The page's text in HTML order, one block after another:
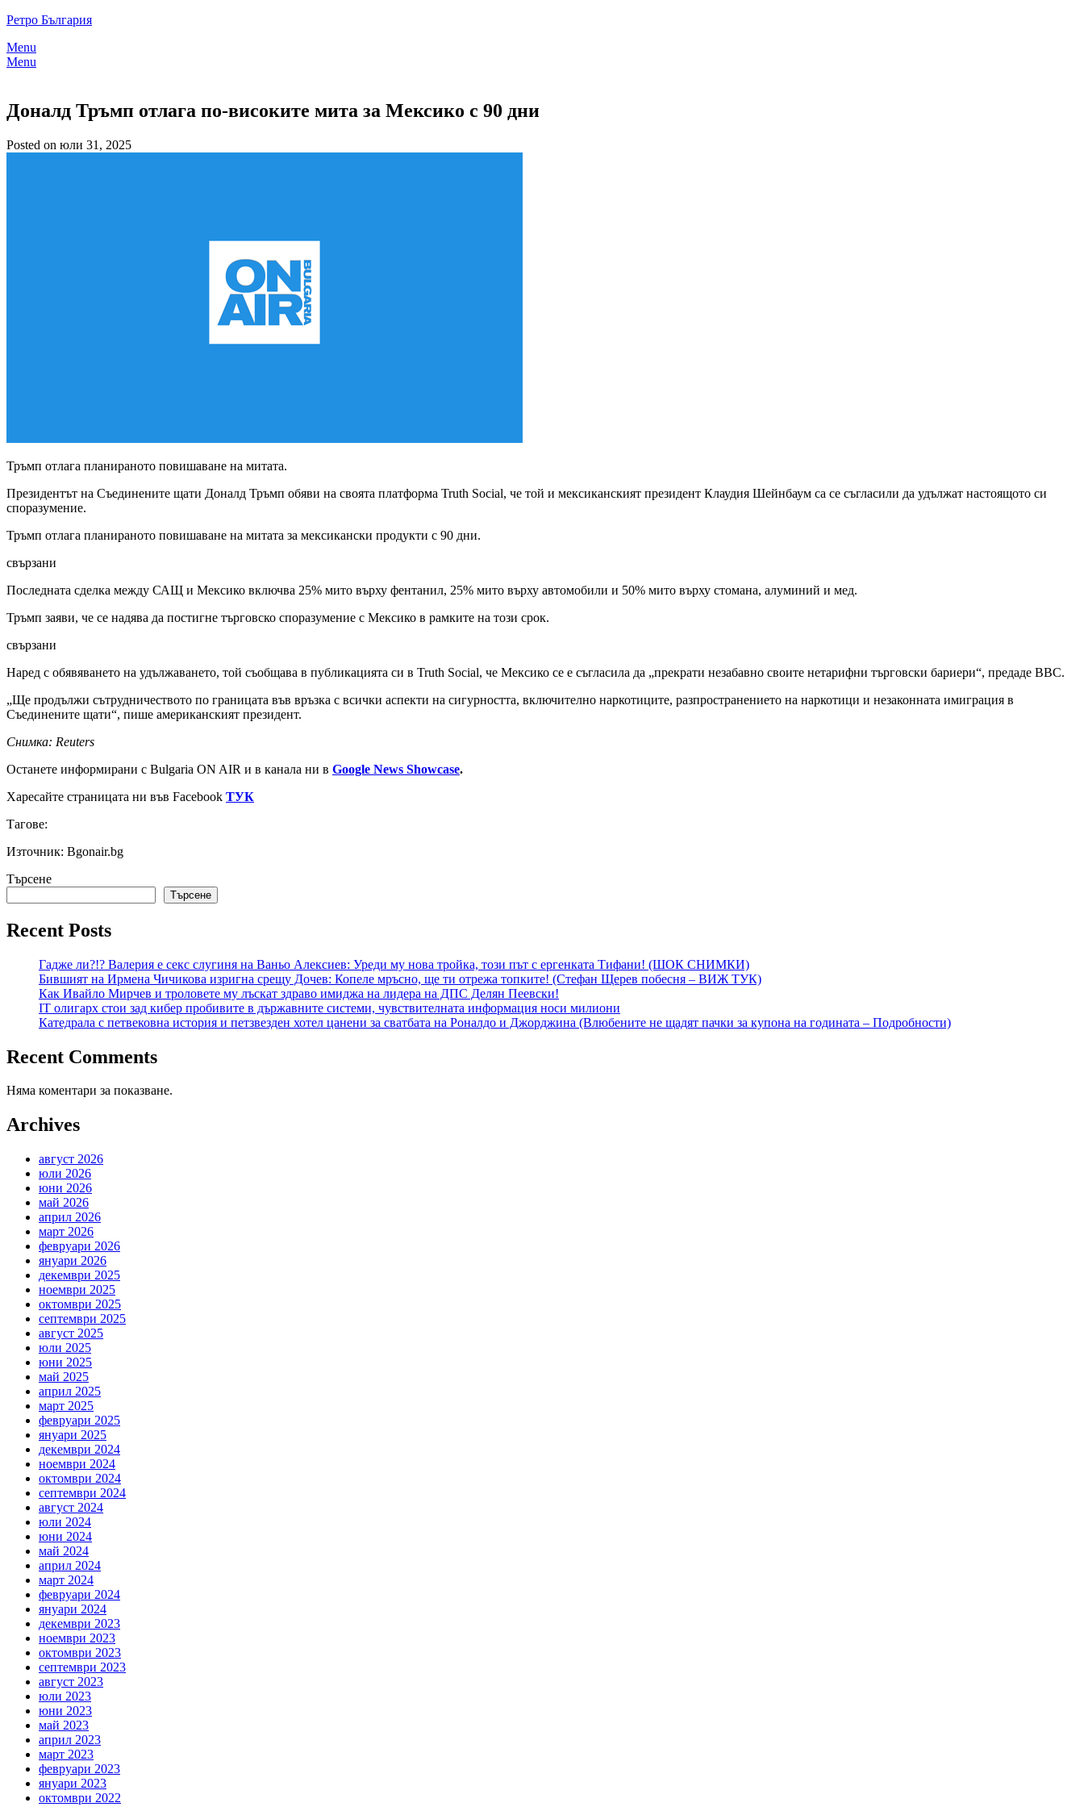
Skip
content
Ретро България
Menu
Menu
Доналд Тръмп отлага по-високите мита за Мексико с 90 дни
Posted on юли 31, 2025
Тръмп отлага планираното повишаване на митата.
Президентът на Съединените щати Доналд Тръмп обяви на своята платформа Truth Social, че той и мексиканският президент Клаудия Шейнбаум са се съгласили да удължат настоящото си
споразумение.
Тръмп отлага планираното повишаване на митата за мексикански продукти с 90 дни.
свързани
Последната сделка между САЩ и Мексико включва 25% мито върху фентанил, 25% мито върху автомобили и 50% мито върху стомана, алуминий и мед.
Тръмп заяви, че се надява да постигне търговско споразумение с Мексико в рамките на този срок.
свързани
Наред с обявяването на удължаването, той съобщава в публикацията си в Truth Social, че Мексико се е съгласила да „прекрати незабавно своите нетарифни търговски бариери“, предаде BBC.
„Ще продължи сътрудничеството по границата във връзка с всички аспекти на сигурността, включително наркотиците, разпространението на наркотици и незаконната имиграция в
Съединените щати“, пише американският президент.
Снимка: Reuters
Останете информирани с Bulgaria ON AIR и в канала ни в Google News Showcase.
Харесайте страницата ни във Facebook ТУК
Тагове:
Източник: Bgonair.bg
Търсене
Търсене
Recent Posts
Гадже ли?!? Валерия е секс слугиня на Ваньо Алексиев: Уреди му нова тройка, този път с ергенката Тифани! (ШОК СНИМКИ)
Бившият на Ирмена Чичикова изригна срещу Дочев: Копеле мръсно, ще ти отрежа топките! (Стефан Щерев побесня – ВИЖ ТУК)
Как Ивайло Мирчев и троловете му лъскат здраво имиджа на лидера на ДПС Делян Пеевски!
IT олигарх стои зад кибер пробивите в държавните системи, чувствителната информация носи милиони
Катедрала с петвековна история и петзвезден хотел цанени за сватбата на Роналдо и Джорджина (Влюбените не щадят пачки за купона на годината – Подробности)
Recent Comments
Няма коментари за показване.
Archives
август 2026
юли 2026
юни 2026
май 2026
април 2026
март 2026
февруари 2026
януари 2026
декември 2025
ноември 2025
октомври 2025
септември 2025
август 2025
юли 2025
юни 2025
май 2025
април 2025
март 2025
февруари 2025
януари 2025
декември 2024
ноември 2024
октомври 2024
септември 2024
август 2024
юли 2024
юни 2024
май 2024
април 2024
март 2024
февруари 2024
януари 2024
декември 2023
ноември 2023
октомври 2023
септември 2023
август 2023
юли 2023
юни 2023
май 2023
април 2023
март 2023
февруари 2023
януари 2023
октомври 2022